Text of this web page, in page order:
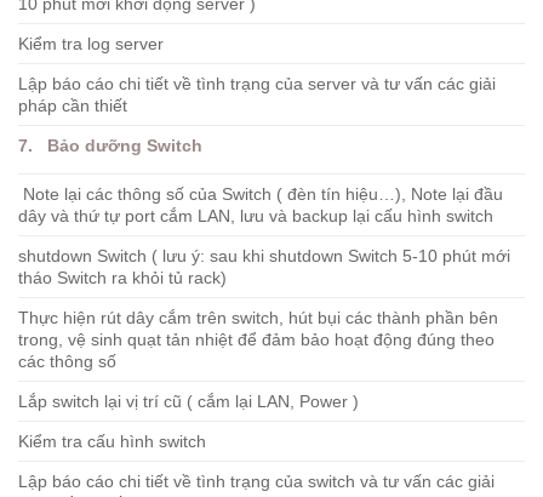
10 phút mới khởi động server )
Kiểm tra log server
Lập báo cáo chi tiết về tình trạng của server và tư vấn các giải
pháp cần thiết
7. Bảo dưỡng Switch
Note lại các thông số của Switch ( đèn tín hiệu…), Note lại đầu
dây và thứ tự port cắm LAN, lưu và backup lại cấu hình switch
shutdown Switch ( lưu ý: sau khi shutdown Switch 5-10 phút mới
tháo Switch ra khỏi tủ rack)
Thực hiện rút dây cắm trên switch, hút bụi các thành phần bên
trong, vệ sinh quạt tản nhiệt để đảm bảo hoạt động đúng theo
các thông số
Lắp switch lại vị trí cũ ( cắm lại LAN, Power )
Kiểm tra cấu hình switch
Lập báo cáo chi tiết về tình trạng của switch và tư vấn các giải